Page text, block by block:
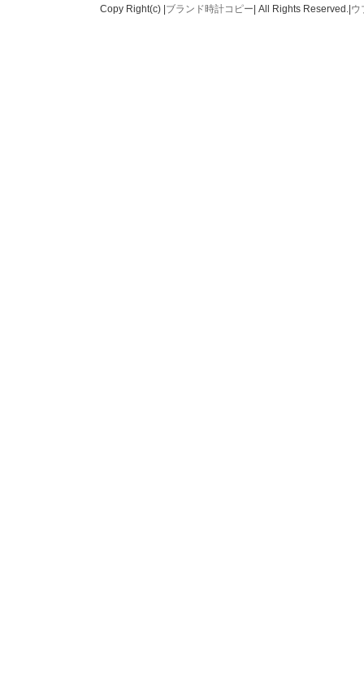
Copy Right(c) | ブランド時計コピー | All Rights Reserved.| ウ